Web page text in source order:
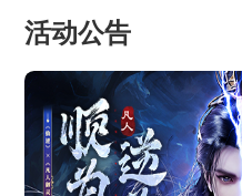
活动公告